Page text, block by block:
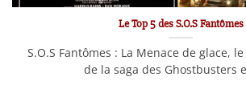
Le Top 5 des S.O.S Fantômes
S.O.S Fantômes : La Menace de glace,
de la saga des Ghostbusters